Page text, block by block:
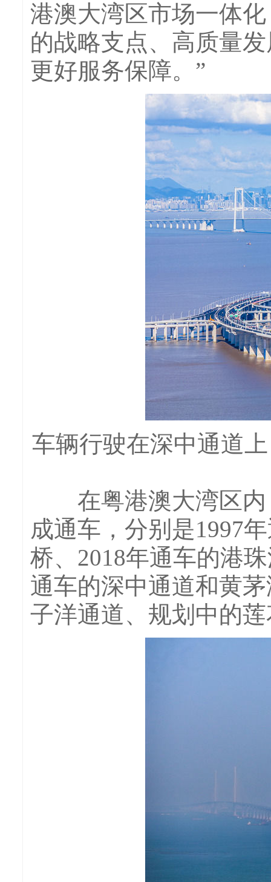
港澳大湾区市场一体
的战略支点、高质量
更好服务保障。”
车辆行驶在深中通道
在粤港澳大湾区内
成通车，分别是1997
桥、2018年通车的港
通车的深中通道和黄
子洋通道、规划中的